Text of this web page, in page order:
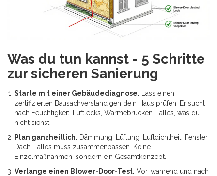
Was du tun kannst - 5 Schritte
zur sicheren Sanierung
Starte mit einer Gebäudediagnose. Lass einen
zertifizierten Bausachverständigen dein Haus prüfen. Er sucht
nach Feuchtigkeit, Luftlecks, Wärmebrücken - alles, was du
nicht siehst.
Plan ganzheitlich. Dämmung, Lüftung, Luftdichtheit, Fenster,
Dach - alles muss zusammenpassen. Keine
Einzelmaßnahmen, sondern ein Gesamtkonzept.
Verlange einen Blower-Door-Test. Vor, während und nach